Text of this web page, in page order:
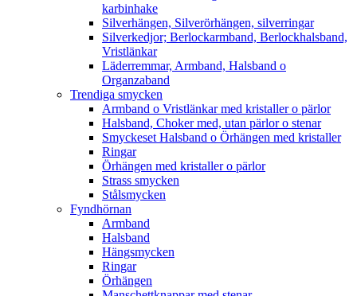
karbinhake
Silverhängen, Silverörhängen, silverringar
Silverkedjor; Berlockarmband, Berlockhalsband,
Vristlänkar
Läderremmar, Armband, Halsband o
Organzaband
Trendiga smycken
Armband o Vristlänkar med kristaller o pärlor
Halsband, Choker med, utan pärlor o stenar
Smyckeset Halsband o Örhängen med kristaller
Ringar
Örhängen med kristaller o pärlor
Strass smycken
Stålsmycken
Fyndhörnan
Armband
Halsband
Hängsmycken
Ringar
Örhängen